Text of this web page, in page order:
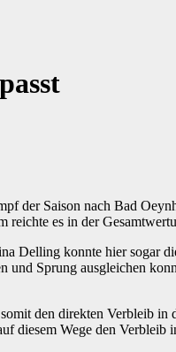
der Saison nach Bad
reichte es in der
Delling konnte hier sogar
Sprung ausgleichen
den direkten Verbleib in
diesem Wege den Verbleib